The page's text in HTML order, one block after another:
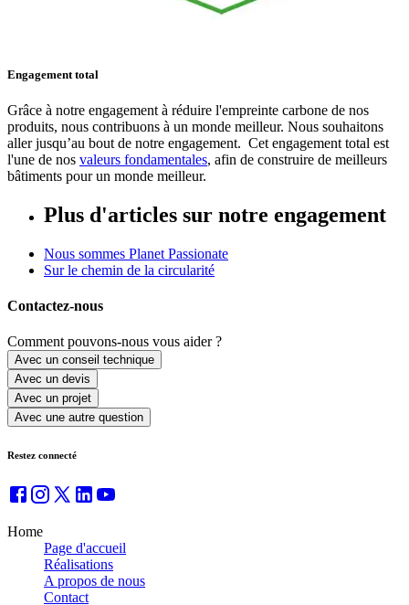
Engagement total
Grâce à notre engagement à réduire l'empreinte carbone de nos
produits, nous contribuons à un monde meilleur. Nous souhaitons
aller jusqu’au bout de notre engagement. Cet engagement total est
l'une de nos valeurs fondamentales, afin de construire de meilleurs
bâtiments pour un monde meilleur.
Plus d'articles sur notre engagement
Nous sommes Planet Passionate
Sur le chemin de la circularité
Contactez-nous
Comment pouvons-nous vous aider ?
Avec un conseil technique
Avec un devis
Avec un projet
Avec une autre question
Restez connecté
Home
Page d'accueil
Réalisations
A propos de nous
Contact